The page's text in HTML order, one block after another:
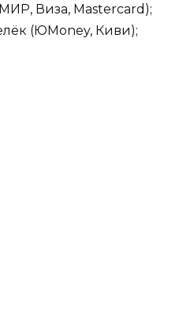
Виза, Mastercard);
(ЮMoney, Киви);